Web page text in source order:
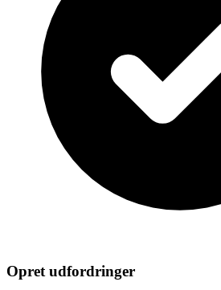
Opret udfordringer